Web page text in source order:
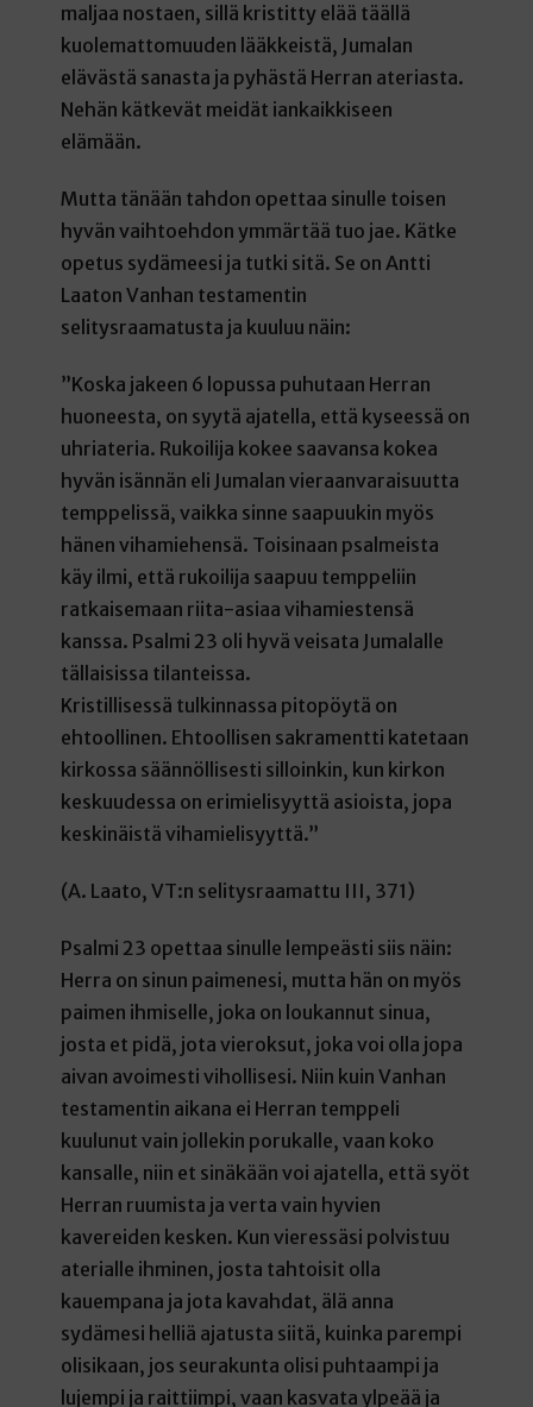
maljaa nostaen, sillä kristitty elää täällä
kuolemattomuuden lääkkeistä, Jumalan
elävästä sanasta ja pyhästä Herran ateriasta.
Nehän kätkevät meidät iankaikkiseen
elämään.
Mutta tänään tahdon opettaa sinulle toisen
hyvän vaihtoehdon ymmärtää tuo jae. Kätke
opetus sydämeesi ja tutki sitä. Se on Antti
Laaton Vanhan testamentin
selitysraamatusta ja kuuluu näin:
”Koska jakeen 6 lopussa puhutaan Herran
huoneesta, on syytä ajatella, että kyseessä on
uhriateria. Rukoilija kokee saavansa kokea
hyvän isännän eli Jumalan vieraanvaraisuutta
temppelissä, vaikka sinne saapuukin myös
hänen vihamiehensä. Toisinaan psalmeista
käy ilmi, että rukoilija saapuu temppeliin
ratkaisemaan riita-asiaa vihamiestensä
kanssa. Psalmi 23 oli hyvä veisata Jumalalle
tällaisissa tilanteissa.
Kristillisessä tulkinnassa pitopöytä on
ehtoollinen. Ehtoollisen sakramentti katetaan
kirkossa säännöllisesti silloinkin, kun kirkon
keskuudessa on erimielisyyttä asioista, jopa
keskinäistä vihamielisyyttä.”
(A. Laato, VT:n selitysraamattu III, 371)
Psalmi 23 opettaa sinulle lempeästi siis näin:
Herra on sinun paimenesi, mutta hän on myös
paimen ihmiselle, joka on loukannut sinua,
josta et pidä, jota vieroksut, joka voi olla jopa
aivan avoimesti vihollisesi. Niin kuin Vanhan
testamentin aikana ei Herran temppeli
kuulunut vain jollekin porukalle, vaan koko
kansalle, niin et sinäkään voi ajatella, että syöt
Herran ruumista ja verta vain hyvien
kavereiden kesken. Kun vieressäsi polvistuu
aterialle ihminen, josta tahtoisit olla
kauempana ja jota kavahdat, älä anna
sydämesi helliä ajatusta siitä, kuinka parempi
olisikaan, jos seurakunta olisi puhtaampi ja
lujempi ja raittiimpi, vaan kasvata ylpeää ja